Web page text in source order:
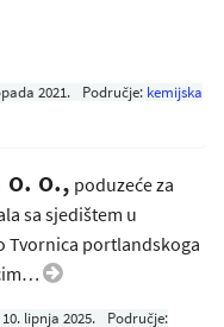
2021. Područje: kemijska
o. o., poduzeće za
sa sjedištem u
Tvornica portlandskoga
10. lipnja 2025.
Područje: